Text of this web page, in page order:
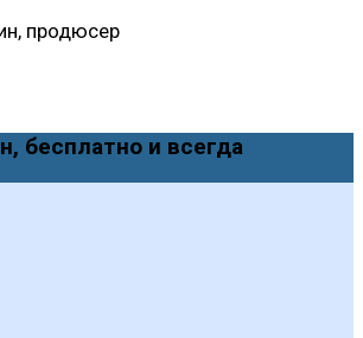
продюсер
бесплатно и всегда